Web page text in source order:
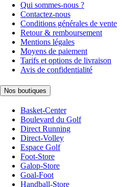
Qui sommes-nous ?
Contactez-nous
Conditions générales de vente
Retour & remboursement
Mentions légales
Moyens de paiement
Tarifs et options de livraison
Avis de confidentialité
Nos boutiques
Basket-Center
Boulevard du Golf
Direct Running
Direct-Volley
Espace Golf
Foot-Store
Galop-Store
Goal-Foot
Handball-Store